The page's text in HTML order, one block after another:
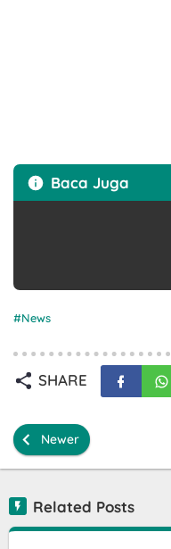
Baca Juga
News
SHARE
Newer
Related Posts